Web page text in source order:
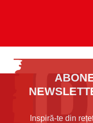
Inspiră-te din